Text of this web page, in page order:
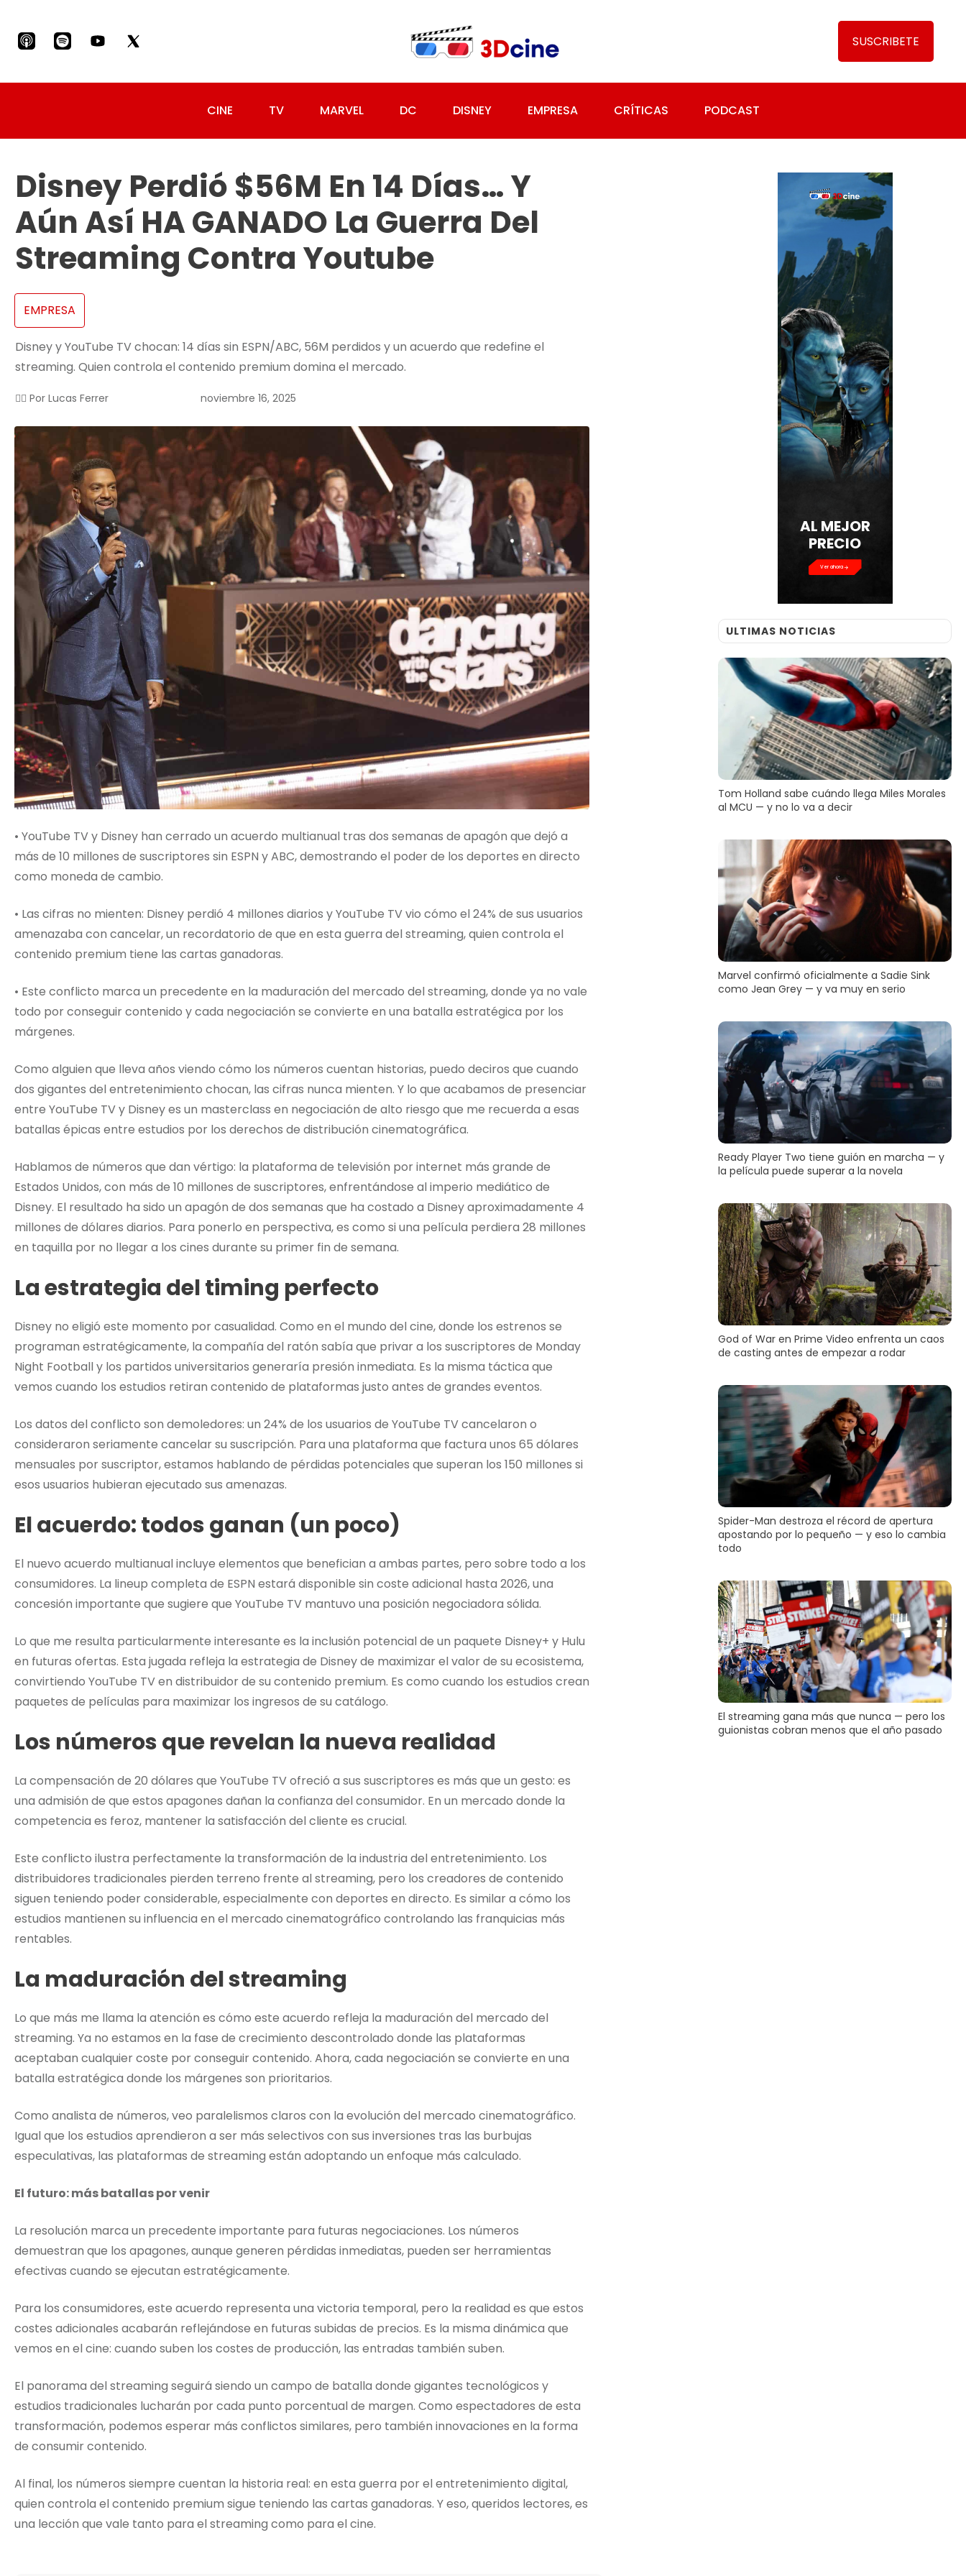
SUSCRIBETE
CINE TV MARVEL DC DISNEY EMPRESA CRÍTICAS PODCAST
Disney Perdió $56M En 14 Días… Y
Aún Así HA GANADO La Guerra Del
Streaming Contra Youtube
EMPRESA
Disney y YouTube TV chocan: 14 días sin ESPN/ABC, 56M perdidos y un acuerdo que redefine el
streaming. Quien controla el contenido premium domina el mercado.
✍🏻 Por Lucas Ferrer noviembre 16, 2025
• YouTube TV y Disney han cerrado un acuerdo multianual tras dos semanas de apagón que dejó a
más de 10 millones de suscriptores sin ESPN y ABC, demostrando el poder de los deportes en directo
como moneda de cambio.
• Las cifras no mienten: Disney perdió 4 millones diarios y YouTube TV vio cómo el 24% de sus usuarios
amenazaba con cancelar, un recordatorio de que en esta guerra del streaming, quien controla el
contenido premium tiene las cartas ganadoras.
• Este conflicto marca un precedente en la maduración del mercado del streaming, donde ya no vale
todo por conseguir contenido y cada negociación se convierte en una batalla estratégica por los
márgenes.
Como alguien que lleva años viendo cómo los números cuentan historias, puedo deciros que cuando
dos gigantes del entretenimiento chocan, las cifras nunca mienten. Y lo que acabamos de presenciar
entre YouTube TV y Disney es un masterclass en negociación de alto riesgo que me recuerda a esas
batallas épicas entre estudios por los derechos de distribución cinematográfica.
Hablamos de números que dan vértigo: la plataforma de televisión por internet más grande de
Estados Unidos, con más de 10 millones de suscriptores, enfrentándose al imperio mediático de
Disney. El resultado ha sido un apagón de dos semanas que ha costado a Disney aproximadamente 4
millones de dólares diarios. Para ponerlo en perspectiva, es como si una película perdiera 28 millones
en taquilla por no llegar a los cines durante su primer fin de semana.
La estrategia del timing perfecto
Disney no eligió este momento por casualidad. Como en el mundo del cine, donde los estrenos se
programan estratégicamente, la compañía del ratón sabía que privar a los suscriptores de Monday
Night Football y los partidos universitarios generaría presión inmediata. Es la misma táctica que
vemos cuando los estudios retiran contenido de plataformas justo antes de grandes eventos.
Los datos del conflicto son demoledores: un 24% de los usuarios de YouTube TV cancelaron o
consideraron seriamente cancelar su suscripción. Para una plataforma que factura unos 65 dólares
mensuales por suscriptor, estamos hablando de pérdidas potenciales que superan los 150 millones si
esos usuarios hubieran ejecutado sus amenazas.
El acuerdo: todos ganan (un poco)
El nuevo acuerdo multianual incluye elementos que benefician a ambas partes, pero sobre todo a los
consumidores. La lineup completa de ESPN estará disponible sin coste adicional hasta 2026, una
concesión importante que sugiere que YouTube TV mantuvo una posición negociadora sólida.
Lo que me resulta particularmente interesante es la inclusión potencial de un paquete Disney+ y Hulu
en futuras ofertas. Esta jugada refleja la estrategia de Disney de maximizar el valor de su ecosistema,
convirtiendo YouTube TV en distribuidor de su contenido premium. Es como cuando los estudios crean
paquetes de películas para maximizar los ingresos de su catálogo.
Los números que revelan la nueva realidad
La compensación de 20 dólares que YouTube TV ofreció a sus suscriptores es más que un gesto: es
una admisión de que estos apagones dañan la confianza del consumidor. En un mercado donde la
competencia es feroz, mantener la satisfacción del cliente es crucial.
Este conflicto ilustra perfectamente la transformación de la industria del entretenimiento. Los
distribuidores tradicionales pierden terreno frente al streaming, pero los creadores de contenido
siguen teniendo poder considerable, especialmente con deportes en directo. Es similar a cómo los
estudios mantienen su influencia en el mercado cinematográfico controlando las franquicias más
rentables.
La maduración del streaming
Lo que más me llama la atención es cómo este acuerdo refleja la maduración del mercado del
streaming. Ya no estamos en la fase de crecimiento descontrolado donde las plataformas
aceptaban cualquier coste por conseguir contenido. Ahora, cada negociación se convierte en una
batalla estratégica donde los márgenes son prioritarios.
Como analista de números, veo paralelismos claros con la evolución del mercado cinematográfico.
Igual que los estudios aprendieron a ser más selectivos con sus inversiones tras las burbujas
especulativas, las plataformas de streaming están adoptando un enfoque más calculado.
El futuro: más batallas por venir
La resolución marca un precedente importante para futuras negociaciones. Los números
demuestran que los apagones, aunque generen pérdidas inmediatas, pueden ser herramientas
efectivas cuando se ejecutan estratégicamente.
Para los consumidores, este acuerdo representa una victoria temporal, pero la realidad es que estos
costes adicionales acabarán reflejándose en futuras subidas de precios. Es la misma dinámica que
vemos en el cine: cuando suben los costes de producción, las entradas también suben.
El panorama del streaming seguirá siendo un campo de batalla donde gigantes tecnológicos y
estudios tradicionales lucharán por cada punto porcentual de margen. Como espectadores de esta
transformación, podemos esperar más conflictos similares, pero también innovaciones en la forma
de consumir contenido.
Al final, los números siempre cuentan la historia real: en esta guerra por el entretenimiento digital,
quien controla el contenido premium sigue teniendo las cartas ganadoras. Y eso, queridos lectores, es
una lección que vale tanto para el streaming como para el cine.
AL MEJOR
PRECIO
Ver ahora
ULTIMAS NOTICIAS
Tom Holland sabe cuándo llega Miles Morales
al MCU — y no lo va a decir
Marvel confirmó oficialmente a Sadie Sink
como Jean Grey — y va muy en serio
Ready Player Two tiene guión en marcha — y
la película puede superar a la novela
God of War en Prime Video enfrenta un caos
de casting antes de empezar a rodar
Spider-Man destroza el récord de apertura
apostando por lo pequeño — y eso lo cambia
todo
El streaming gana más que nunca — pero los
guionistas cobran menos que el año pasado